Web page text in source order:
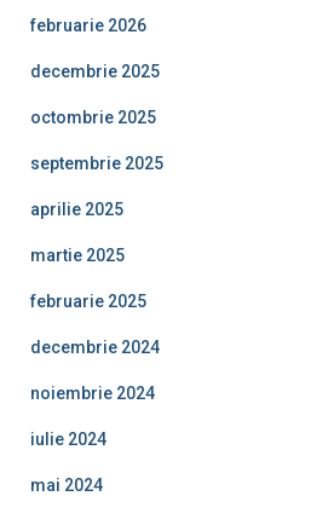
februarie 2026
decembrie 2025
octombrie 2025
septembrie 2025
aprilie 2025
martie 2025
februarie 2025
decembrie 2024
noiembrie 2024
iulie 2024
mai 2024